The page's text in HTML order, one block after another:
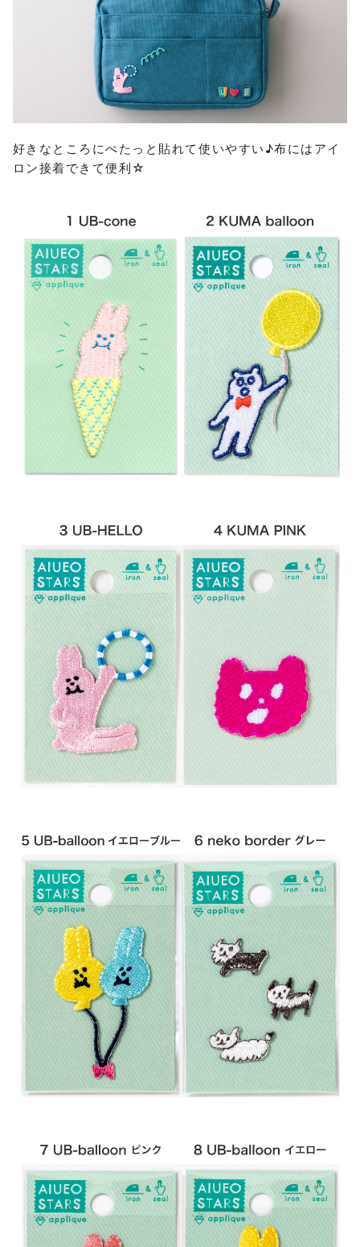
好きなところにぺたっと貼れて使いやすい♪布にはアイ
ロン接着できて便利☆